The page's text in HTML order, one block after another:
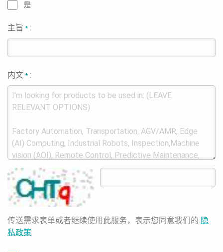
是
主旨* :
内文* :
传送需求表单或者继续使用此服务，表示您同意我们的 隐
私政策